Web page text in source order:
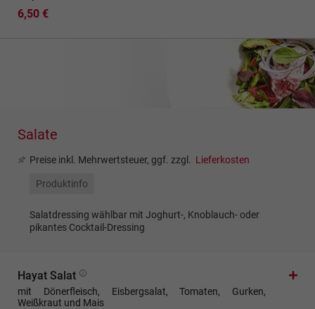
6,50 €
Salate
Preise inkl. Mehrwertsteuer, ggf. zzgl. Lieferkosten
Produktinfo
Salatdressing wählbar mit Joghurt-, Knoblauch- oder
pikantes Cocktail-Dressing
Hayat Salat
mit Dönerfleisch, Eisbergsalat, Tomaten, Gurken,
Weißkraut und Mais